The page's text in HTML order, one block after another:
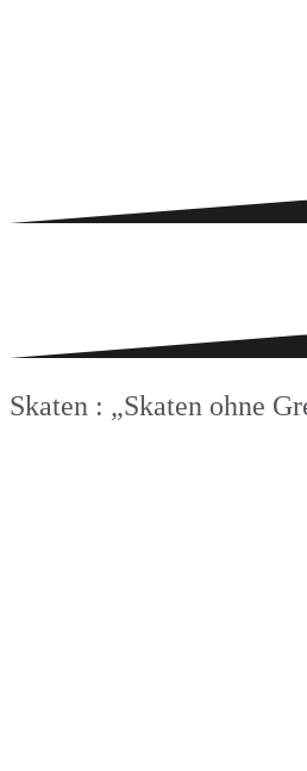
Skaten : „Skaten ohne